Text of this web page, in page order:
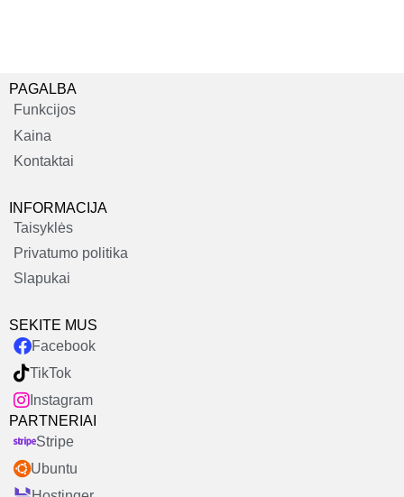
PAGALBA
Funkcijos
Kaina
Kontaktai
INFORMACIJA
Taisyklės
Privatumo politika
Slapukai
SEKITE MUS
Facebook
TikTok
Instagram
PARTNERIAI
Stripe
Ubuntu